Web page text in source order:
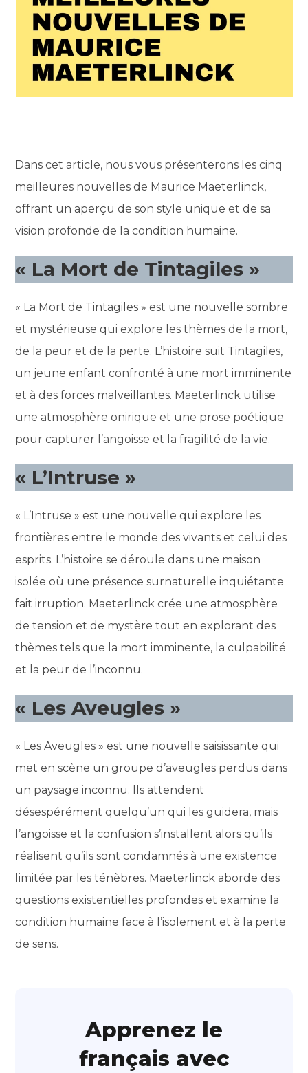
Dans cet article, nous vous présenterons les cinq
meilleures nouvelles de Maurice Maeterlinck,
offrant un aperçu de son style unique et de sa
vision profonde de la condition humaine.
« La Mort de Tintagiles »
« La Mort de Tintagiles » est une nouvelle sombre
et mystérieuse qui explore les thèmes de la mort,
de la peur et de la perte. L’histoire suit Tintagiles,
un jeune enfant confronté à une mort imminente
et à des forces malveillantes. Maeterlinck utilise
une atmosphère onirique et une prose poétique
pour capturer l’angoisse et la fragilité de la vie.
« L’Intruse »
« L’Intruse » est une nouvelle qui explore les
frontières entre le monde des vivants et celui des
esprits. L’histoire se déroule dans une maison
isolée où une présence surnaturelle inquiétante
fait irruption. Maeterlinck crée une atmosphère
de tension et de mystère tout en explorant des
thèmes tels que la mort imminente, la culpabilité
et la peur de l’inconnu.
« Les Aveugles »
« Les Aveugles » est une nouvelle saisissante qui
met en scène un groupe d’aveugles perdus dans
un paysage inconnu. Ils attendent
désespérément quelqu’un qui les guidera, mais
l’angoisse et la confusion s’installent alors qu’ils
réalisent qu’ils sont condamnés à une existence
limitée par les ténèbres. Maeterlinck aborde des
questions existentielles profondes et examine la
condition humaine face à l’isolement et à la perte
de sens.
Apprenez le
français avec